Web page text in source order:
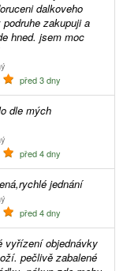
dalkoveho
zakupuji a
hned. jsem moc
před 3 dny
před 4 dny
jednání
před 4 dny
pečlivě zabalené